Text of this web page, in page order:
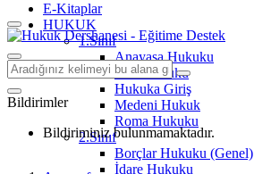
E-Kitaplar
HUKUK
1.Sınıf
Anayasa Hukuku
Aile Hukuku
Hukuka Giriş
Medeni Hukuk
Roma Hukuku
2.Sınıf
Borçlar Hukuku (Genel)
İdare Hukuku
Bildirimler
Bildiriminiz bulunmamaktadır.